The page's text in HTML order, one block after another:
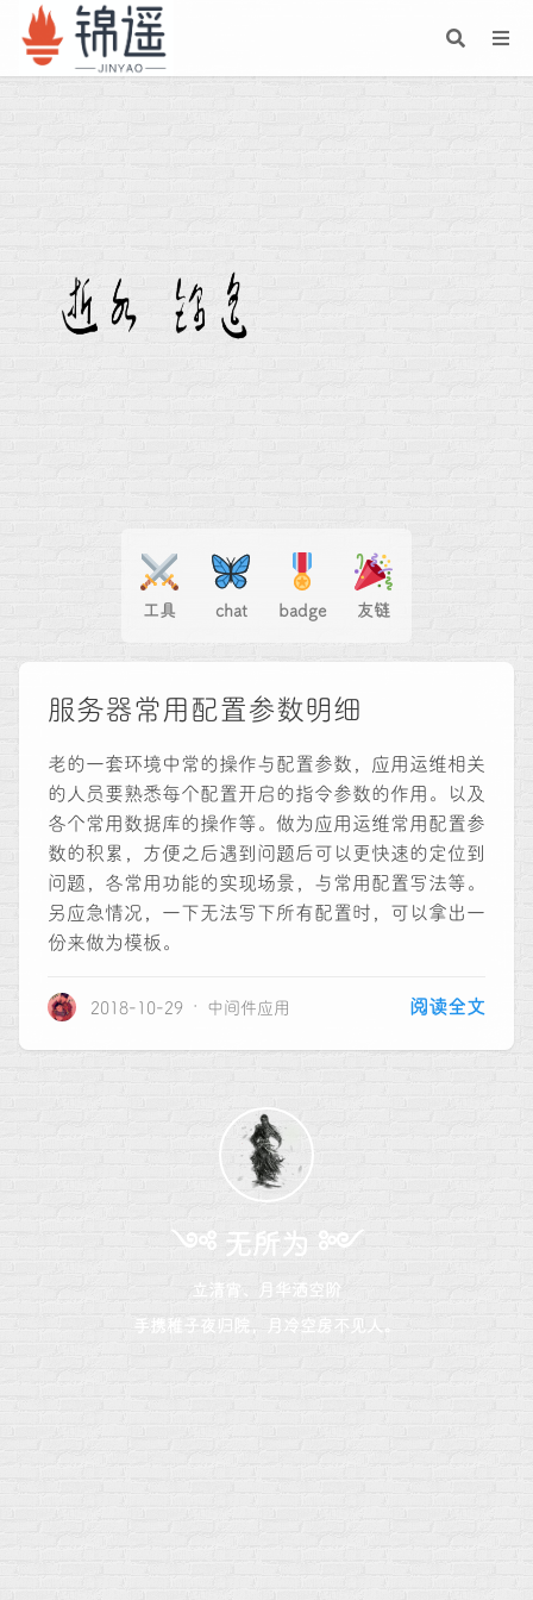
工具 chat badge 友链
服务器常用配置参数明细
老的一套环境中常的操作与配置参数，应用运维相关
的人员要熟悉每个配置开启的指令参数的作用。以及
各个常用数据库的操作等。做为应用运维常用配置参
数的积累，方便之后遇到问题后可以更快速的定位到
问题，各常用功能的实现场景，与常用配置写法等。
另应急情况，一下无法写下所有配置时，可以拿出一
份来做为模板。
2018-10-29 中间件应用 阅读全文
༺ 无所为 ༻
立清宵、月华洒空阶
手携稚子夜归院，月冷空房不见人。